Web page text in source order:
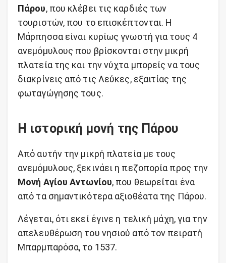
Πάρου, που κλέβει τις καρδιές των
τουριστών, που το επισκέπτονται. Η
Μάρπησσα είναι κυρίως γνωστή για τους 4
ανεμόμυλους που βρίσκονται στην μικρή
πλατεία της και την νύχτα μπορείς να τους
διακρίνεις από τις Λεύκες, εξαιτίας της
φωταγώγησης τους.
Η ιστορική μονή της Πάρου
Από αυτήν την μικρή πλατεία με τους
ανεμόμυλους, ξεκινάει η πεζοπορία προς την
Μονή Αγίου Αντωνίου, που θεωρείται ένα
από τα σημαντικότερα αξιοθέατα της Πάρου.
Λέγεται, ότι εκεί έγινε η τελική μάχη, για την
απελευθέρωση του νησιού από τον πειρατή
Μπαρμπαρόσα, το 1537.